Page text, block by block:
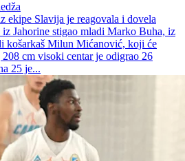
ekipe Slavija je reagovala i dovela
Jahorine stigao mladi Marko Buha, iz
košarkaš Milun Mićanović, koji će
cm visoki centar je odigrao 26
25 je...